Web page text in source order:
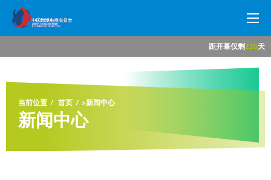
展会概况
参展商中心
观众中心
距开幕仅剩220天
当前位置 首页 >新闻中心
新闻中心